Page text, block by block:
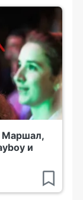
Маршал,
и